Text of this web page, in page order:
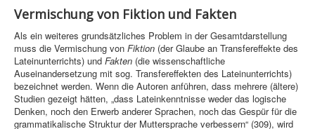
Vermischung von Fiktion und Fakten
Als ein weiteres grundsätzliches Problem in der Gesamtdarstellung
muss die Vermischung von Fiktion (der Glaube an Transfereffekte des
Lateinunterrichts) und Fakten (die wissenschaftliche
Auseinandersetzung mit sog. Transfereffekten des Lateinunterrichts)
bezeichnet werden. Wenn die Autoren anführen, dass mehrere (ältere)
Studien gezeigt hätten, „dass Lateinkenntnisse weder das logische
Denken, noch den Erwerb anderer Sprachen, noch das Gespür für die
grammatikalische Struktur der Muttersprache verbessern“ (309), wird